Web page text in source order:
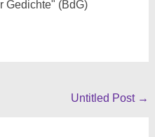
Gedichte" (BdG)
Untitled Post →